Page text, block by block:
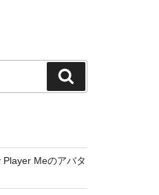
索
Player Meのアバタ